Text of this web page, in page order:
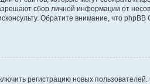
сбор личной информации от
Обратите внимание, что phpBB
регистрацию новых